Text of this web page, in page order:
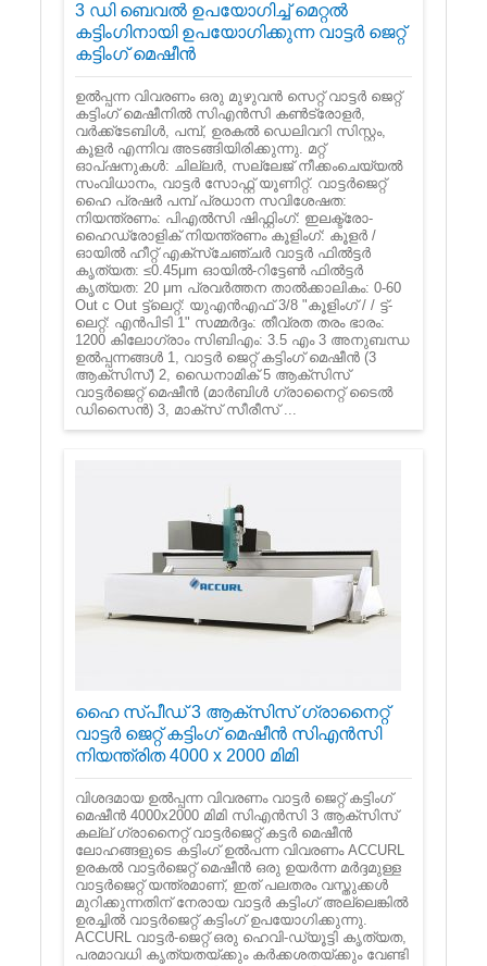
3 ഡി ബെവൽ ഉപയോഗിച്ച് മെറ്റൽ
കട്ടിംഗിനായി ഉപയോഗിക്കുന്ന വാട്ടർ ജെറ്റ്
കട്ടിംഗ് മെഷീൻ
ഉൽ‌പ്പന്ന വിവരണം ഒരു മുഴുവൻ സെറ്റ് വാട്ടർ ജെറ്റ്
കട്ടിംഗ് മെഷീനിൽ സി‌എൻ‌സി കൺ‌ട്രോളർ,
വർ‌ക്ക്ടേബിൾ, പമ്പ്, ഉരകൽ ഡെലിവറി സിസ്റ്റം,
കൂളർ എന്നിവ അടങ്ങിയിരിക്കുന്നു. മറ്റ്
ഓപ്ഷനുകൾ: ചില്ലർ, സല്ലേജ് നീക്കംചെയ്യൽ
സംവിധാനം, വാട്ടർ സോഫ്റ്റ് യൂണിറ്റ്. വാട്ടർജെറ്റ്
ഹൈ പ്രഷർ പമ്പ് പ്രധാന സവിശേഷത:
നിയന്ത്രണം: പി‌എൽ‌സി ഷിഫ്റ്റിംഗ്: ഇലക്ട്രോ-
ഹൈഡ്രോളിക് നിയന്ത്രണം കൂളിംഗ്: കൂളർ /
ഓയിൽ ഹീറ്റ് എക്സ്ചേഞ്ചർ വാട്ടർ ഫിൽട്ടർ
കൃത്യത: ≤0.45μm ഓയിൽ-റിട്ടേൺ ഫിൽട്ടർ
കൃത്യത: 20 μm പ്രവർത്തന താൽക്കാലികം: 0-60
Out c Out ട്ട്‌ലെറ്റ്: യു‌എൻ‌എഫ് 3/8 "കൂളിംഗ് / / ട്ട്-
ലെറ്റ്: എൻ‌പി‌ടി 1" സമ്മർദ്ദം: തീവ്രത തരം ഭാരം:
1200 കിലോഗ്രാം സിബിഎം: 3.5 എം 3 അനുബന്ധ
ഉൽപ്പന്നങ്ങൾ 1, വാട്ടർ ജെറ്റ് കട്ടിംഗ് മെഷീൻ (3
ആക്സിസ്) 2, ഡൈനാമിക് 5 ആക്സിസ്
വാട്ടർജെറ്റ് മെഷീൻ (മാർബിൾ ഗ്രാനൈറ്റ് ടൈൽ
ഡിസൈൻ) 3, മാക്സ് സീരീസ് ...
ഹൈ സ്പീഡ് 3 ആക്സിസ് ഗ്രാനൈറ്റ്
വാട്ടർ ജെറ്റ് കട്ടിംഗ് മെഷീൻ സിഎൻസി
നിയന്ത്രിത 4000 x 2000 മിമി
വിശദമായ ഉൽ‌പ്പന്ന വിവരണം വാട്ടർ ജെറ്റ് കട്ടിംഗ്
മെഷീൻ 4000x2000 മിമി സി‌എൻ‌സി 3 ആക്സിസ്
കല്ല് ഗ്രാനൈറ്റ് വാട്ടർജെറ്റ് കട്ടർ മെഷീൻ
ലോഹങ്ങളുടെ കട്ടിംഗ് ഉൽ‌പന്ന വിവരണം ACCURL
ഉരകൽ‌ വാട്ടർ‌ജെറ്റ് മെഷീൻ ഒരു ഉയർന്ന മർദ്ദമുള്ള
വാട്ടർ‌ജെറ്റ് യന്ത്രമാണ്, ഇത് പലതരം വസ്തുക്കൾ‌
മുറിക്കുന്നതിന് നേരായ വാട്ടർ കട്ടിംഗ് അല്ലെങ്കിൽ
ഉരച്ചിൽ‌ വാട്ടർ‌ജെറ്റ് കട്ടിംഗ് ഉപയോഗിക്കുന്നു.
ACCURL വാട്ടർ-ജെറ്റ് ഒരു ഹെവി-ഡ്യൂട്ടി കൃത്യത,
പരമാവധി കൃത്യതയ്ക്കും കർക്കശതയ്ക്കും വേണ്ടി